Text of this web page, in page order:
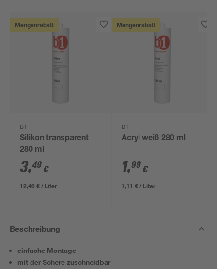
Mengenrabatt
B1
Silikon transparent
280 ml
3,49 €
12,46 € / Liter
Mengenrabatt
B1
Acryl weiß 280 ml
1,99 €
7,11 € / Liter
Beschreibung
einfache Montage
mit der Schere zuschneidbar